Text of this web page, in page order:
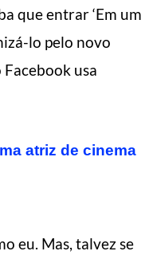
que entrar ‘Em um
lo pelo novo
usa
atriz de cinema
eu. Mas, talvez se